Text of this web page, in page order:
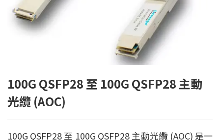
100G QSFP28 至 100G QSFP28 主動
光纜 (AOC)
100G QSFP28 至 100G QSFP28 主動光纜 (AOC) 是一